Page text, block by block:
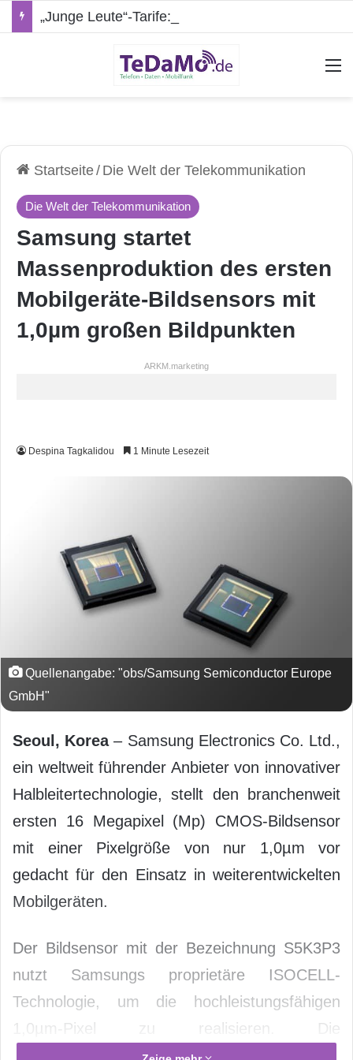
Startseite/ Die Welt der Telekommunikation
Die Welt der Telekommunikation
Samsung startet
Massenproduktion des ersten
Mobilgeräte-Bildsensors mit
1,0µm großen Bildpunkten
ARKM.marketing
Despina Tagkalidou 1 Minute Lesezeit
Quellenangabe: "obs/Samsung Semiconductor Europe
GmbH"
Seoul, Korea– Samsung Electronics Co. Ltd.,
ein weltweit führender Anbieter von innovativer
Halbleitertechnologie, stellt den branchenweit
ersten 16 Megapixel (Mp) CMOS-Bildsensor
mit einer Pixelgröße von nur 1,0µm vor
gedacht für den Einsatz in weiterentwickelten
Mobilgeräten.
Der Bildsensor mit der Bezeichnung S5K3P3
nutzt Samsungs proprietäre ISOCELL-
Technologie, um die hochleistungsfähigen
1,0µm-Pixel zu realisieren. Die
marktführenden kleinen Pixel-Abmessungen